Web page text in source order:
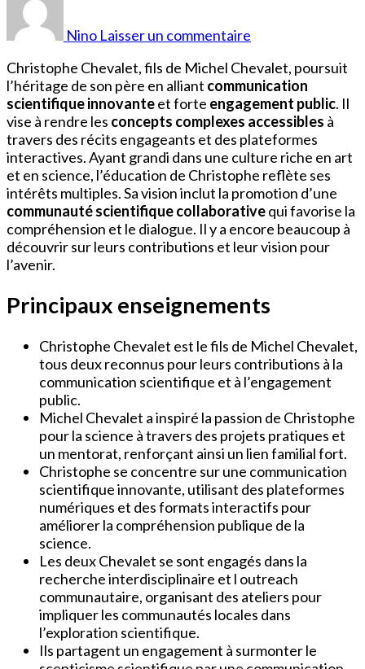
Nino Laisser un commentaire
Fils
de
Michel
Chevalet
Christophe Chevalet, fils de Michel Chevalet, poursuit
l’héritage de son père en alliant communication
scientifique innovanteet forte engagement public. Il
vise à rendre les concepts complexes accessibles à
travers des récits engageants et des plateformes
interactives. Ayant grandi dans une culture riche en art
et en science, l’éducation de Christophe reflète ses
intérêts multiples. Sa vision inclut la promotion d’une
communauté scientifique collaborativequi favorise la
compréhension et le dialogue. Il y a encore beaucoup à
découvrir sur leurs contributions et leur vision pour
l’avenir.
Principaux enseignements
Christophe Chevalet est le fils de Michel Chevalet,
tous deux reconnus pour leurs contributions à la
communication scientifique et à l’engagement
public.
Michel Chevalet a inspiré la passion de Christophe
pour la science à travers des projets pratiques et
un mentorat, renforçant ainsi un lien familial fort.
Christophe se concentre sur une communication
scientifique innovante, utilisant des plateformes
numériques et des formats interactifs pour
améliorer la compréhension publique de la
science.
Les deux Chevalet se sont engagés dans la
recherche interdisciplinaire et l outreach
communautaire, organisant des ateliers pour
impliquer les communautés locales dans
l’exploration scientifique.
Ils partagent un engagement à surmonter le